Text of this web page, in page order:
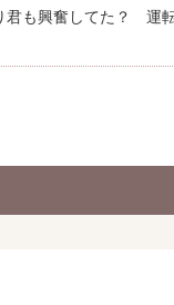
君も興奮してた？